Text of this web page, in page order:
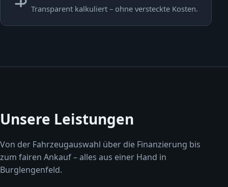
Transparent kalkuliert – ohne versteckte Kosten.
Unsere Leistungen
Von der Fahrzeugauswahl über die Finanzierung bis
zum fairen Ankauf – alles aus einer Hand in
Burglengenfeld.